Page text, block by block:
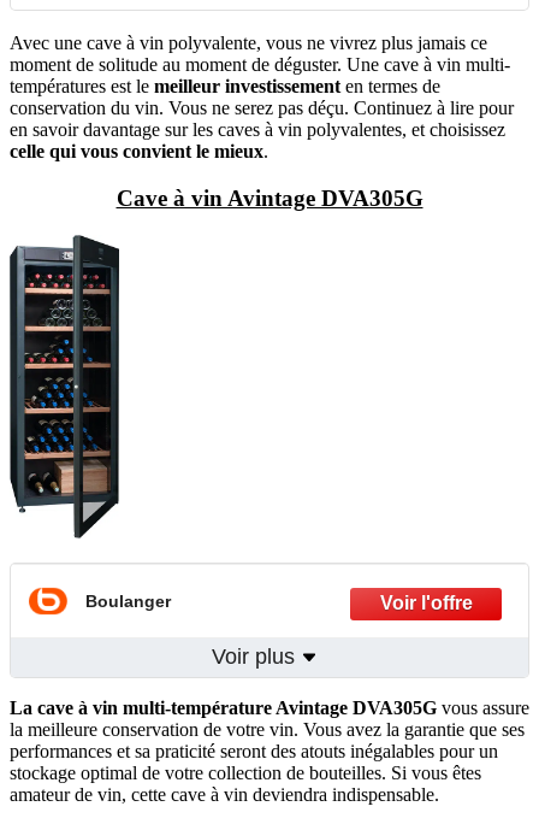
Avec une cave à vin polyvalente, vous ne vivrez plus jamais ce
moment de solitude au moment de déguster. Une cave à vin multi-
températures est le meilleur investissementen termes de
conservation du vin. Vous ne serez pas déçu. Continuez à lire pour
en savoir davantage sur les caves à vin polyvalentes, et choisissez
celle qui vous convient le mieux.
Cave à vin Avintage DVA305G
Boulanger
Voir plus
La cave à vin multi-température Avintage DVA305G vous assure
la meilleure conservation de votre vin. Vous avez la garantie que ses
performances et sa praticité seront des atouts inégalables pour un
stockage optimal de votre collection de bouteilles. Si vous êtes
amateur de vin, cette cave à vin deviendra indispensable.